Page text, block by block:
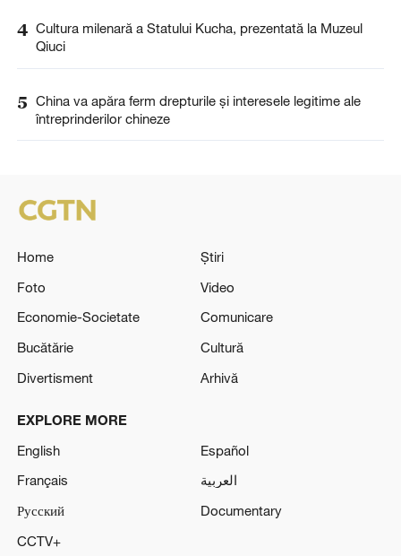
4 Cultura milenară a Statului Kucha, prezentată la Muzeul
Qiuci
5 China va apăra ferm drepturile și interesele legitime ale
întreprinderilor chineze
Home
Știri
Foto
Video
Economie-Societate
Comunicare
Bucătărie
Cultură
Divertisment
Arhivă
EXPLORE MORE
English
Español
Français
العربية
Русский
Documentary
CCTV+